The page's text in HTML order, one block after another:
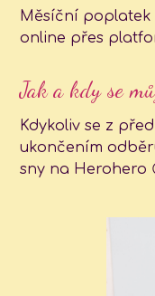
Měsíční
online přes
Jak a kdy se
Kdykoliv se z
ukončením
sny na Herohero